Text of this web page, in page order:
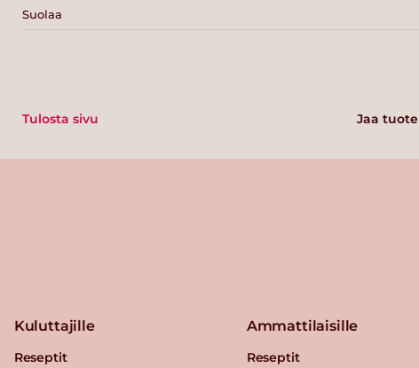
Suolaa
Tulosta sivu Jaa tuote
Kuluttajille
Reseptit
Ammattilaisille
Reseptit